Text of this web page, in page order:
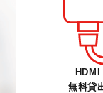
HDMI
無料貸